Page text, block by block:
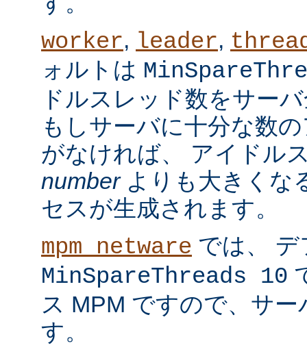
worker, leader,
ォルトは
ドルスレッド数をサー
もしサーバに十分な数
がなければ、 アイドル
numberよりも大きくな
セスが生成されます。
mpm_netware では、
MinSpareThreads 10
ス MPM ですので、サ
す。